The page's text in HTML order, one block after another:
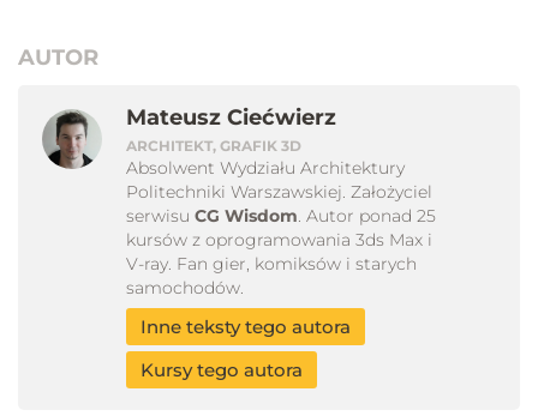
AUTOR
Mateusz Ciećwierz
ARCHITEKT, GRAFIK 3D
Absolwent Wydziału Architektury
Politechniki Warszawskiej. Założyciel
serwisu CG Wisdom. Autor ponad 25
kursów z oprogramowania 3ds Max i
V-ray. Fan gier, komiksów i starych
samochodów.
Inne teksty tego autora
Kursy tego autora